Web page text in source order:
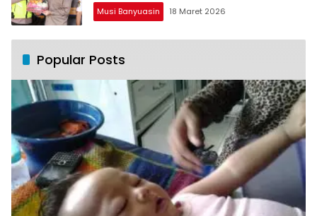
Musi Banyuasin 18 Maret 2026
Popular Posts